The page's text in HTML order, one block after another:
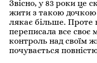
Звісно, у 83 роки це
жити з такою дочкою
лякає більше. Проте
переписала все своє
контроль над своїм
почувається